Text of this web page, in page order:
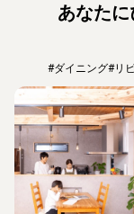
あなた
#ダイニング#リ